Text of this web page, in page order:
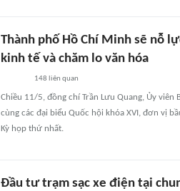
Thành phố Hồ Chí Minh sẽ nỗ
kinh tế và chăm lo văn hóa
148 liên quan
Chiều 11/5, đồng chí Trần Lưu Quang, Ủy
cùng các đại biểu Quốc hội khóa XVI, đơn vị
Kỳ họp thứ nhất.
Đầu tư trạm sạc xe điện tại